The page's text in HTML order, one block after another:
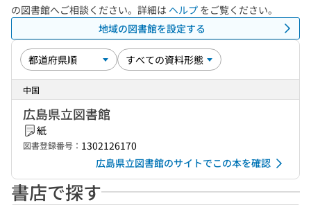
の図書館へご相談ください。詳細は ヘルプ をご覧ください。
地域の図書館を設定する
中国
広島県立図書館
紙
図書登録番号： 1302126170
広島県立図書館のサイトでこの本を確認
書店で探す